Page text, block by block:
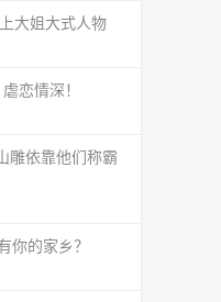
大姐大式人物
恋情深！
雕依靠他们称霸
你的家乡？